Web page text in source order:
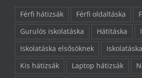
Férfi hátizsák Férfi oldaltáska
Gurulós iskolatáska
Hátitáska
Iskolatáska elsősöknek
Kis hátizsák
Laptop hátizsák